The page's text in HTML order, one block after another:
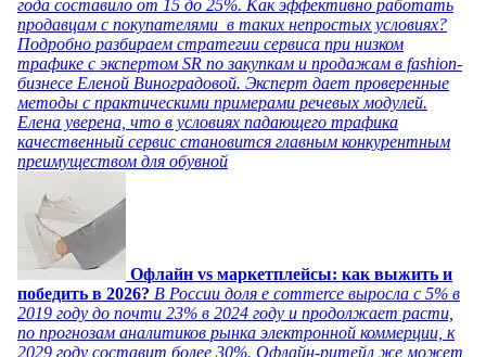
года составило от 15 до 25%. Как эффективно работать
продавцам с покупателями в таких непростых условиях?
Подробно разбираем стратегии сервиса при низком
трафике с экспертом SR по закупкам и продажам в fashion-
бизнесе Еленой Виноградовой. Эксперт дает проверенные
методы с практическими примерами речевых модулей.
Елена уверена, что в условиях падающего трафика
качественный сервис становится главным конкурентным
преимуществом для обувной
Офлайн vs маркетплейсы: как выжить и
победить в 2026? В России доля e commerce выросла с 5% в
2019 году до почти 23% в 2024 году и продолжает расти,
по прогнозам аналитиков рынка электронной коммерции, к
2029 году составит более 30%. Офлайн-ритейл же может